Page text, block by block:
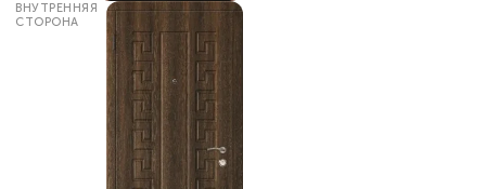
ВНУТРЕННЯЯ
СТОРОНА